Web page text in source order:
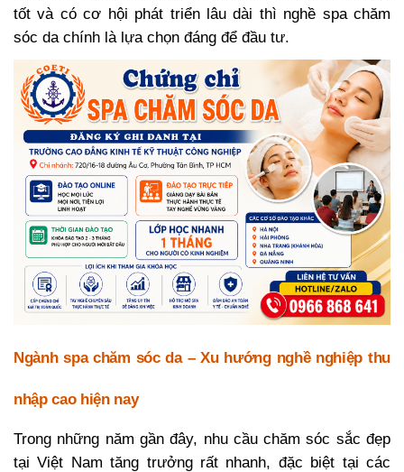
tốt và có cơ hội phát triển lâu dài thì nghề spa chăm
sóc da chính là lựa chọn đáng để đầu tư.
Ngành spa chăm sóc da – Xu hướng nghề nghiệp thu
nhập cao hiện nay
Trong những năm gần đây, nhu cầu chăm sóc sắc đẹp
tại Việt Nam tăng trưởng rất nhanh, đặc biệt tại các